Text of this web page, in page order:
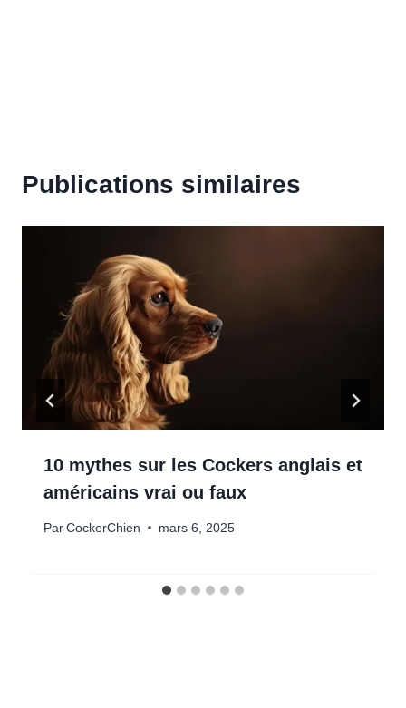
Publications similaires
10 mythes sur les Cockers anglais et
américains vrai ou faux
Par CockerChien mars 6, 2025